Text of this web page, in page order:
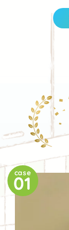
case
01